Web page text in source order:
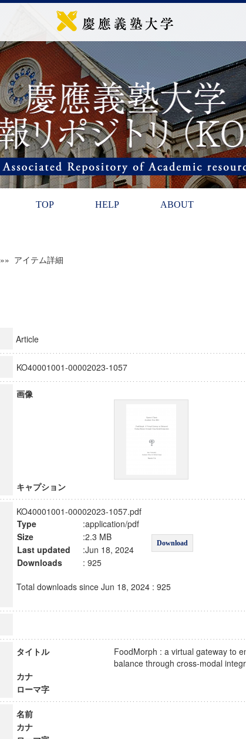
TOP HELP ABOUT
»» アイテム詳細
Article
KO40001001-00002023-1057
画像
キャプション
KO40001001-00002023-1057.pdf
Type
:application/pdf
Download
Size
:2.3 MB
Last updated
:Jun 18, 2024
Downloads
: 925
Total downloads since Jun 18, 2024 : 925
タイトル
FoodMorph : a virtual gateway to
balance through cross-modal
カナ
ローマ字
名前
カナ